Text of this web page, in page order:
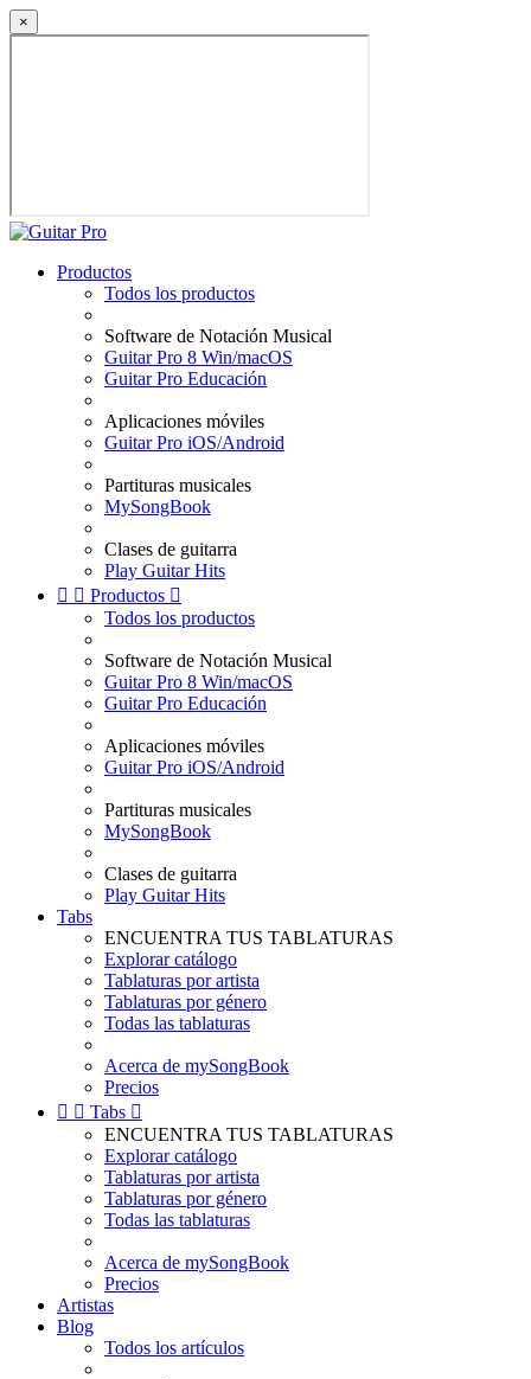
×
Productos
Todos los productos
Software de Notación Musical
Guitar Pro 8 Win/macOS
Guitar Pro Educación
Aplicaciones móviles
Guitar Pro iOS/Android
Partituras musicales
MySongBook
Clases de guitarra
Play Guitar Hits
  Productos 
Todos los productos
Software de Notación Musical
Guitar Pro 8 Win/macOS
Guitar Pro Educación
Aplicaciones móviles
Guitar Pro iOS/Android
Partituras musicales
MySongBook
Clases de guitarra
Play Guitar Hits
Tabs
ENCUENTRA TUS TABLATURAS
Explorar catálogo
Tablaturas por artista
Tablaturas por género
Todas las tablaturas
Acerca de mySongBook
Precios
  Tabs 
ENCUENTRA TUS TABLATURAS
Explorar catálogo
Tablaturas por artista
Tablaturas por género
Todas las tablaturas
Acerca de mySongBook
Precios
Artistas
Blog
Todos los artículos